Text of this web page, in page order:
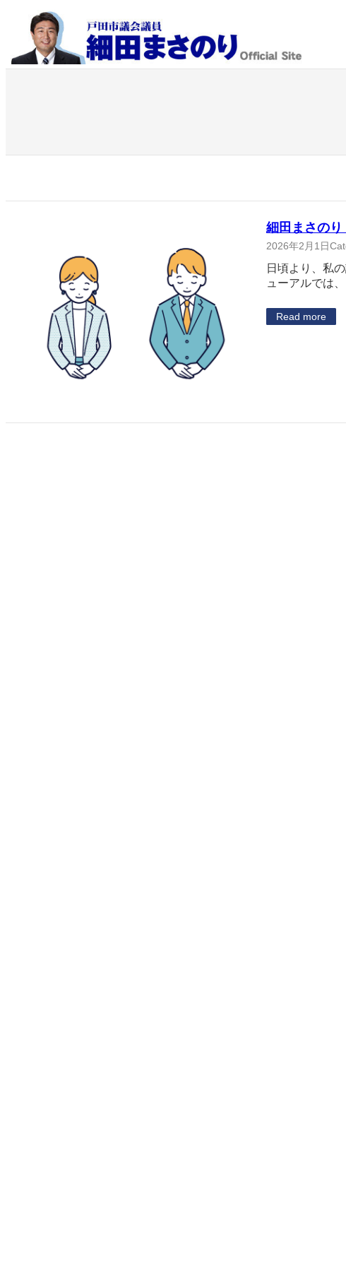
ス
キ
細田まさの
2026年2月1日
日頃より、私
ューアルでは
Read more